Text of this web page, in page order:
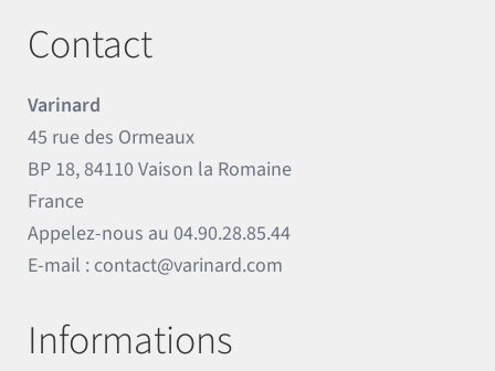
Contact
Varinard
45 rue des Ormeaux
BP 18, 84110 Vaison la Romaine
France
Appelez-nous au04.90.28.85.44
E-mail : contact@varinard.com
Informations